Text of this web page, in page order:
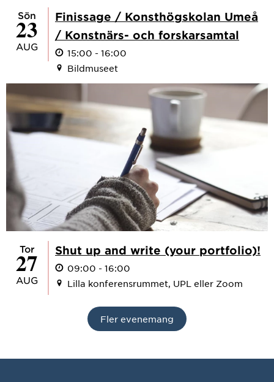
sön
23
AUG
Finissage / Konsthögskolan Umeå
/ Konstnärs- och forskarsamtal
15:00 - 16:00
Bildmuseet
tor
27
AUG
Shut up and write (your portfolio)!
09:00 - 16:00
Lilla konferensrummet, UPL eller Zoom
Fler evenemang